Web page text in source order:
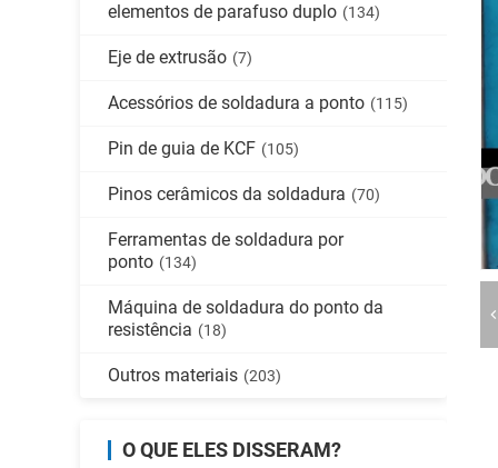
elementos de parafuso duplo (134)
Eje de extrusão (7)
Acessórios de soldadura a ponto (115)
Pin de guia de KCF (105)
Pinos cerâmicos da soldadura (70)
Ferramentas de soldadura por
ponto (134)
Máquina de soldadura do ponto da
resistência (18)
Outros materiais (203)
O QUE ELES DISSERAM?